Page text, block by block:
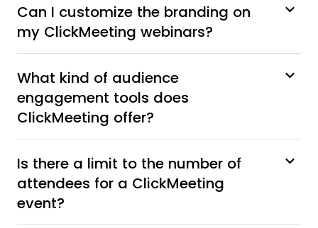
Can I customize the branding on
my ClickMeeting webinars?
What kind of audience
engagement tools does
ClickMeeting offer?
Is there a limit to the number of
attendees for a ClickMeeting
event?